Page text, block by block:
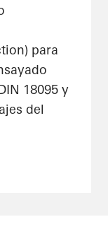
para
18095 y
del